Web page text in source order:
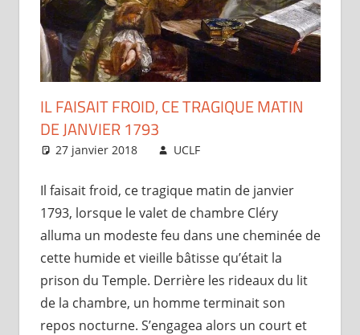
IL FAISAIT FROID, CE TRAGIQUE MATIN
DE JANVIER 1793
27 janvier 2018 UCLF
Il faisait froid, ce tragique matin de janvier
1793, lorsque le valet de chambre Cléry
alluma un modeste feu dans une cheminée de
cette humide et vieille bâtisse qu’était la
prison du Temple. Derrière les rideaux du lit
de la chambre, un homme terminait son
repos nocturne. S’engagea alors un court et